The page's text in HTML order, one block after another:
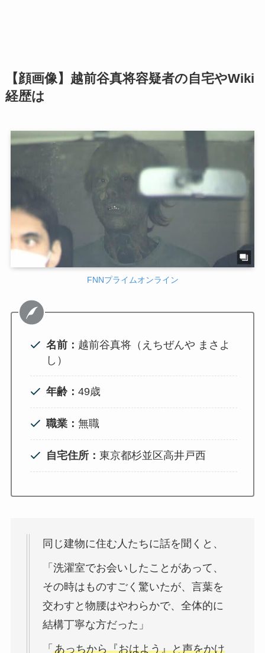
【顔画像】越前谷真将容疑者の自宅やWiki
経歴は
FNNプライムオンライン
名前： 越前谷真将（えちぜんや まさよ
し）
年齢：49歳
職業：無職
自宅住所：東京都杉並区高井戸西
同じ建物に住む人たちに話を聞くと、
「洗濯室でお会いしたことがあって、
その時はものすごく驚いたが、言葉を
交わすと物腰はやわらかで、全体的に
結構丁寧な方だった」
「 あっちから『おはよう』と声をかけ